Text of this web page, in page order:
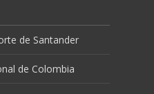
de Santander
de Colombia